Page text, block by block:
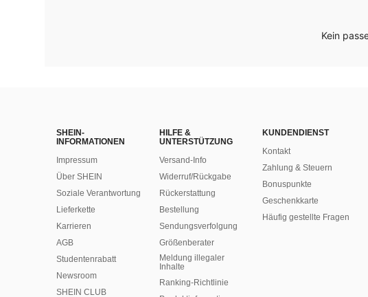
Kein
SHEIN-
INFORMATIONEN
Impressum
Über SHEIN
Soziale Verantwortung
Lieferkette
Karrieren
AGB
Studentenrabatt
Newsroom
SHEIN CLUB
HILFE &
UNTERSTÜTZUNG
Versand-Info
Widerruf/Rückgabe
Rückerstattung
Bestellung
Sendungsverfolgung
Größenberater
Meldung illegaler
Inhalte
Ranking-Richtlinie
KUNDENDIENST
Kontakt
Zahlung & Steuern
Bonuspunkte
Geschenkkarte
Häufig gestellte Fragen